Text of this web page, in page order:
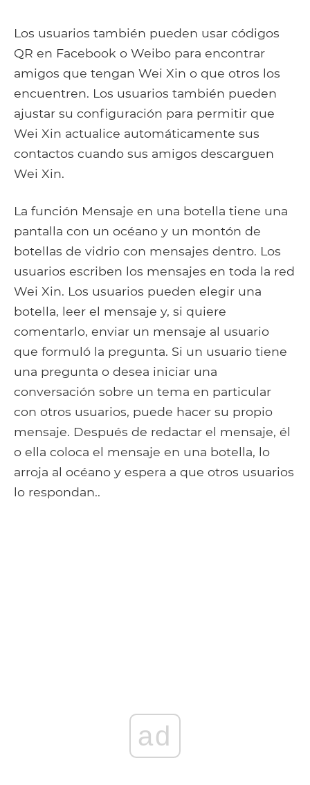
Los usuarios también pueden usar códigos
QR en Facebook o Weibo para encontrar
amigos que tengan Wei Xin o que otros los
encuentren. Los usuarios también pueden
ajustar su configuración para permitir que
Wei Xin actualice automáticamente sus
contactos cuando sus amigos descarguen
Wei Xin.
La función Mensaje en una botella tiene una
pantalla con un océano y un montón de
botellas de vidrio con mensajes dentro. Los
usuarios escriben los mensajes en toda la red
Wei Xin. Los usuarios pueden elegir una
botella, leer el mensaje y, si quiere
comentarlo, enviar un mensaje al usuario
que formuló la pregunta. Si un usuario tiene
una pregunta o desea iniciar una
conversación sobre un tema en particular
con otros usuarios, puede hacer su propio
mensaje. Después de redactar el mensaje, él
o ella coloca el mensaje en una botella, lo
arroja al océano y espera a que otros usuarios
lo respondan..
ad